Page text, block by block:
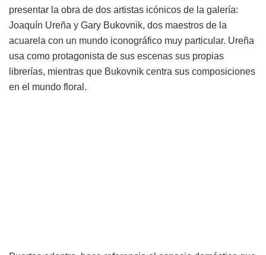
presentar la obra de dos artistas icónicos de la galería:
Joaquín Ureña y Gary Bukovnik, dos maestros de la
acuarela con un mundo iconográfico muy particular. Ureña
usa como protagonista de sus escenas sus propias
librerías, mientras que Bukovnik centra sus composiciones
en el mundo floral.